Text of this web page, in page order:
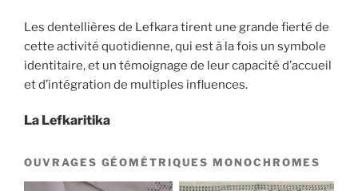
Les dentellières de Lefkara tirent une grande fierté de
cette activité quotidienne, qui est à la fois un symbole
identitaire, et un témoignage de leur capacité d’accueil
et d’intégration de multiples influences.
La Lefkaritika
OUVRAGES GÉOMÉTRIQUES MONOCHROMES